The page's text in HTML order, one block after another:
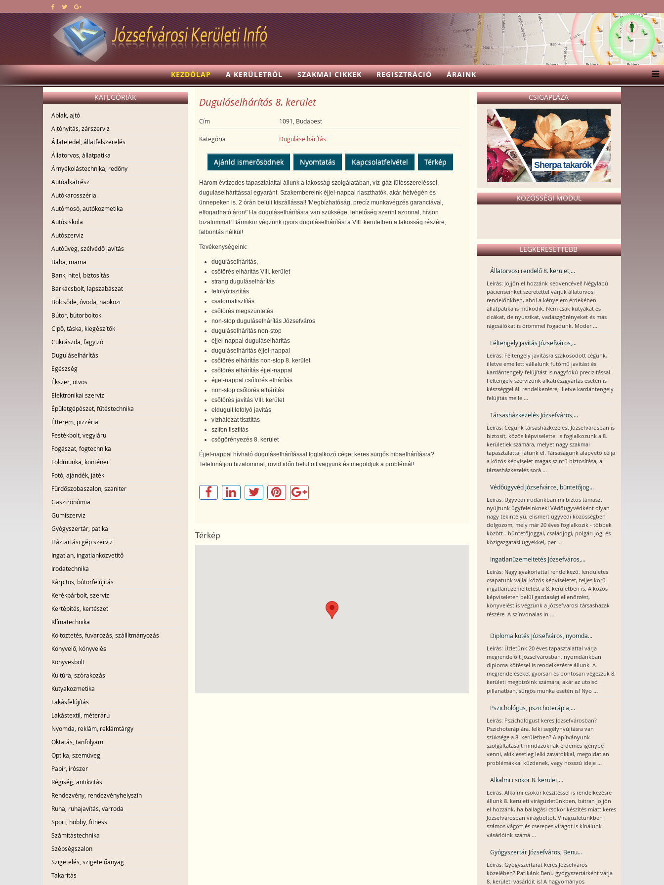
KEZDŐLAP A KERÜLETRŐL SZAKMAI CIKKEK REGISZTRÁCIÓ ÁRAINK
KATEGÓRIÁK
Ablak, ajtó
Ajtónyitás, zárszerviz
Állateledel, állatfelszerelés
Állatorvos, állatpatika
Árnyékolástechnika, redőny
Autóalkatrész
Autókarosszéria
Autómosó, autókozmetika
Autósiskola
Autószerviz
Autóüveg, szélvédő javítás
Baba, mama
Bank, hitel, biztosítás
Barkácsbolt, lapszabászat
Bölcsőde, óvoda, napközi
Bútor, bútorboltok
Cipő, táska, kiegészítők
Cukrászda, fagyizó
Duguláselhárítás
Egészség
Ékszer, ötvös
Elektronikai szerviz
Épületgépészet, fűtéstechnika
Étterem, pizzéria
Festékbolt, vegyiáru
Fogászat, fogtechnika
Földmunka, konténer
Fotó, ajándék, játék
Fürdőszobaszalon, szaniter
Gasztronómia
Gumiszerviz
Gyógyszertár, patika
Háztartási gép szerviz
Ingatlan, ingatlanközvetítő
Irodatechnika
Kárpitos, bútorfelújítás
Kerékpárbolt, szervíz
Kertépítés, kertészet
Klímatechnika
Költöztetés, fuvarozás, szállítmányozás
Könyvelő, könyvelés
Könyvesbolt
Kultúra, szórakozás
Kutyakozmetika
Lakásfelújítás
Lakástextil, méteráru
Nyomda, reklám, reklámtárgy
Oktatás, tanfolyam
Optika, szemüveg
Papír, írószer
Régiség, antikvitás
Rendezvény, rendezvényhelyszín
Ruha, ruhajavítás, varroda
Sport, hobby, fitness
Számítástechnika
Szépségszalon
Szigetelés, szigetelőanyag
Takarítás
Duguláselhárítás 8. kerület
Cím 1091, Budapest
Kategória Duguláselhárítás
Ajánld ismerősödnek Nyomtatás Kapcsolatfelvétel Térkép
Három évtizedes tapasztalattal állunk a lakosság szolgálatában, víz-gáz-fűtésszereléssel,
duguláselhárítással egyaránt. Szakembereink éjjel-nappal riaszthatók, akár hétvégén és
ünnepeken is. 2 órán belüli kiszállással! 'Megbízhatóság, precíz munkavégzés garanciával,
elfogadható áron!' Ha duguláselhárításra van szüksége, lehetőség szerint azonnal, hívjon
bizalommal! Bármikor végzünk gyors duguláselhárítást a VIII. kerületben a lakosság részére,
falbontás nélkül!
Tevékenységeink:
duguláselhárítás,
csőtörés elhárítás VIII. kerület
strang duguláselhárítás
lefolyótisztítás
csatornatisztítás
csőtörés megszüntetés
non-stop duguláselhárítás Józsefváros
duguláselhárítás non-stop
éjjel-nappal duguláselhárítás
duguláselhárítás éjjel-nappal
csőtörés elhárítás non-stop 8. kerület
csőtörés elhárítás éjjel-nappal
éjjel-nappal csőtörés elhárítás
non-stop csőtörés elhárítás
csőtörés javítás VIII. kerület
eldugult lefolyó javítás
vízhálózat tisztítás
szifon tisztítás
csőgörényezés 8. kerület
Éjjel-nappal hívható duguláselhárítással foglalkozó céget keres sürgős hibaelhárításra?
Telefonáljon bizalommal, rövid időn belül ott vagyunk és megoldjuk a problémát!
Térkép
CSIGAPLÁZA
Sherpa takarók
KÖZÖSSÉGI MODUL
LEGKERESETTEBB
Állatorvosi rendelő 8. kerület,...
Leírás: Jöjjön el hozzánk kedvencével! Négylábú
pácienseinket szeretettel várjuk állatorvosi
rendelőnkben, ahol a kényelem érdekében
állatpatika is működik. Nem csak kutyákat és
cicákat, de nyuszikat, vadászgörényeket és más
rágcsálókat is örömmel fogadunk. Moder...
Féltengely javítás Józsefváros,...
Leírás: Féltengely javításra szakosodott cégünk,
illetve emellett vállalunk futómű javítást és
kardántengely felújítást is nagyfokú precizitással.
Féltengely szervizünk alkatrészgyártás esetén is
készséggel áll rendelkezésre, illetve kardántengely
felújítás melle ...
Társasházkezelés Józsefváros,...
Leírás: Cégünk társasházkezelést Józsefvárosban is
biztosít, közös képviselettel is foglalkozunk a 8.
kerületiek számára, melyet nagy szakmai
tapasztalattal látunk el. Társaságunk alapvető célja
a közös képviselet magas szintű biztosítása, a
társasházkezelés sorá ...
Védőügyvéd Józsefváros, büntetőjog...
Leírás: Ügyvédi irodánkban mi biztos támaszt
nyújtunk ügyfeleinknek! Védőügyvédként olyan
nagy tekintélyű, elismert ügyvédi közösségben
dolgozom, mely már 20 éves foglalkozik - többek
között - büntetőjoggal, családjogi, polgári jogi és
közigazgatási ügyekkel, per...
Ingatlanüzemeltetés Józsefváros,...
Leírás: Nagy gyakorlattal rendelkező, lendületes
csapatunk vállal közös képviseletet, teljes körű
ingatlanüzemeltetést a 8. kerületben is. A közös
képviseleten belül gazdasági ellenőrzést,
könyvelést is végzünk a józsefvárosi társasházak
részére. A színvonalas in ...
Diploma kötés Józsefváros, nyomda...
Leírás: Üzletünk 20 éves tapasztalattal várja
megrendelőit Józsefvárosban, nyomdánkban
diploma kötéssel is rendelkezésre állunk. A
megrendeléseket gyorsan és pontosan végezzük 8.
kerületi megbízóink számára, akár az utolsó
pillanatban, sürgős munka esetén is! Nyo ...
Pszichológus, pszichoterápia,...
Leírás: Pszichológust keres Józsefvárosban?
Pszichoterápiára, lelki segélynyújtásra van
szüksége a 8. kerületben? Alapítványunk
szolgáltatásait mindazoknak érdemes igénybe
venni, akik esetleg lelki zavarokkal, megoldatlan
problémákkal küzdenek, vagy hosszú ideje ...
Alkalmi csokor 8. kerület,...
Leírás: Alkalmi csokor készítéssel is rendelkezésre
állunk 8. kerületi virágüzletünkben, bátran jöjjön
el hozzánk, ha ballagási csokor készítés miatt keres
Józsefvárosban virágboltot. Virágüzletünkben
számos vágott és cserepes virágot is kínálunk
vásárlóink számá ...
Gyógyszertár Józsefváros, Benu...
Leírás: Gyógyszertárat keres Józsefváros
közelében? Patikánk Benu gyógyszertárként várja
8. kerületi vásárlóit is! A hagyományos